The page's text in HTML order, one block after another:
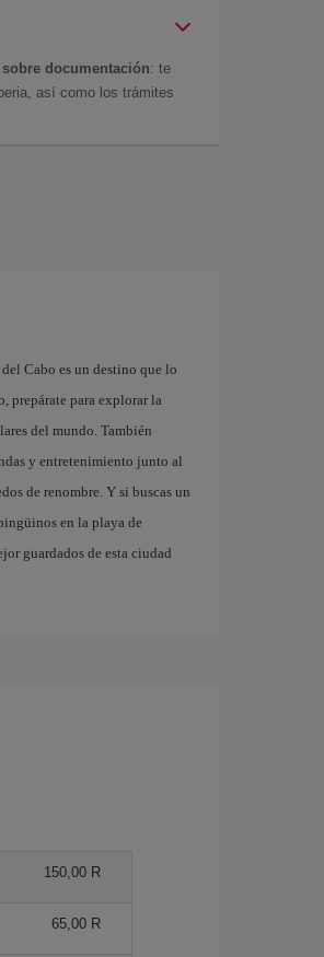
documentación: te
así como los trámites
Cabo es un destino que lo
prepárate para explorar la
del mundo. También
y entretenimiento junto al
de renombre. Y si buscas un
en la playa de
guardados de esta ciudad
150,00 R
65,00 R